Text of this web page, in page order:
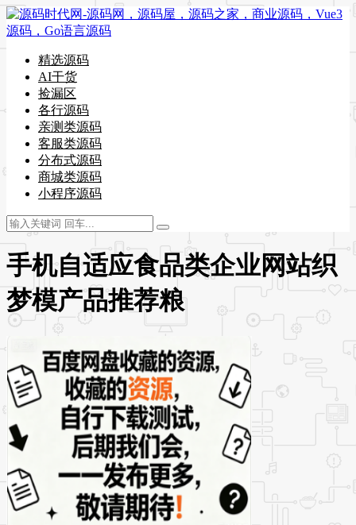
精选源码
AI干货
捡漏区
各行源码
亲测类源码
客服类源码
分布式源码
商城类源码
小程序源码
手机自适应食品类企业网站织
梦模产品推荐粮